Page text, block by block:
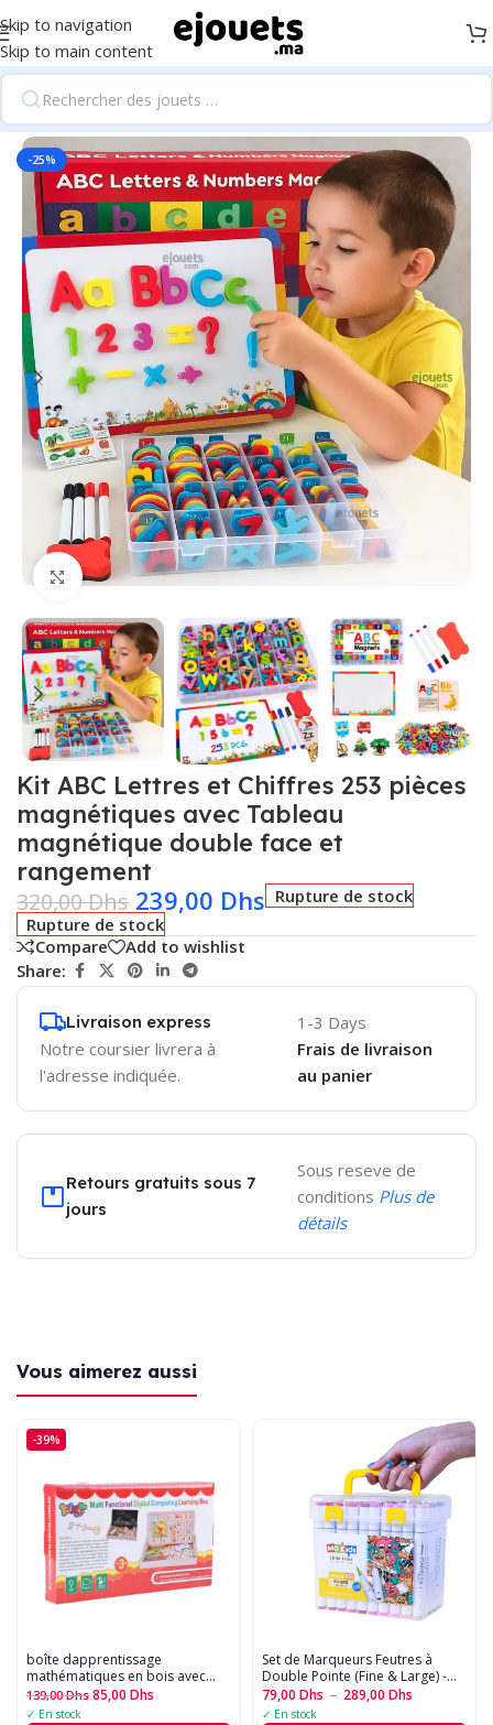
Skip to navigation
Skip to main content
Accueil/Fournitures scolaires et éducation
-25%
Click to enlarge
Kit ABC Lettres et Chiffres 253 pièces
magnétiques avec Tableau
magnétique double face et
rangement
320,00Dhs 239,00 Dhs Rupture de stock
Rupture de stock
Compare
Add to wishlist
Share:
Livraison express
Notre coursier livrera à
l'adresse indiquée.
1-3 Days
Frais de livraison
au panier
Retours gratuits sous 7
jours
Sous reseve de
conditions Plus de
détails
Vous aimerez aussi
-39%
boîte dapprentissage
mathématiques en bois avec
tableau noir
139,00Dhs 85,00 Dhs
✓ En stock
Set de Marqueurs Feutres à
Double Pointe (Fine & Large) -
Idéal Art, Dessin et Calligraphie
?????
79,00 Dhs – 289,00 Dhs
✓ En stock